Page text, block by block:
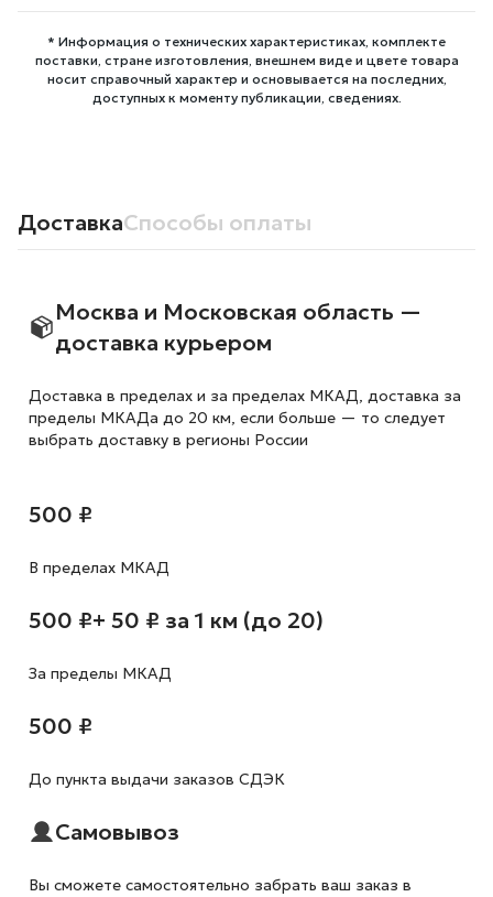
* Информация о технических характеристиках, комплекте
поставки, стране изготовления, внешнем виде и цвете товара
носит справочный характер и основывается на последних,
доступных к моменту публикации, сведениях.
ДоставкаСпособы оплаты
Москва и Московская область —
доставка курьером
Доставка в пределах и за пределах МКАД, доставка за
пределы МКАДа до 20 км, если больше — то следует
выбрать доставку в регионы России
500 ₽
В пределах МКАД
500 ₽+ 50 ₽ за 1 км (до 20)
За пределы МКАД
500 ₽
До пункта выдачи заказов СДЭК
Самовывоз
Вы сможете самостоятельно забрать ваш заказ в